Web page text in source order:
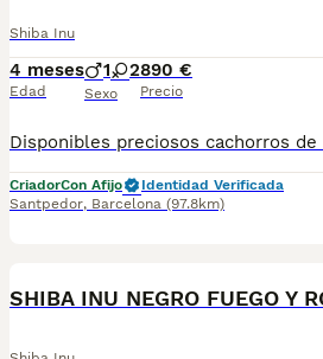
Shiba Inu
4 meses
Edad
1 2
Sexo
890 €
Precio
CriadorCon Afijo
Identidad Verificada
Santpedor, Barcelona (97.8km)
SHIBA INU NEGRO FUEGO Y